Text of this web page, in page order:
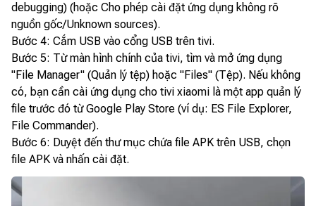
debugging) (hoặc Cho phép cài đặt ứng dụng không rõ
nguồn gốc/Unknown sources).
Bước 4: Cắm USB vào cổng USB trên tivi.
Bước 5: Từ màn hình chính của tivi, tìm và mở ứng dụng
"File Manager" (Quản lý tệp) hoặc "Files" (Tệp). Nếu không
có, bạn cần cài ứng dụng cho tivi xiaomi là một app quản lý
file trước đó từ Google Play Store (ví dụ: ES File Explorer,
File Commander).
Bước 6: Duyệt đến thư mục chứa file APK trên USB, chọn
file APK và nhấn cài đặt.